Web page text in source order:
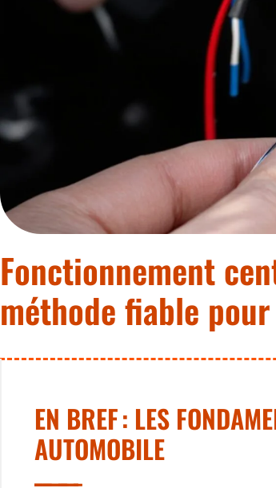
Fonctionnement
méthode fiable
EN BREF : LES
AUTOMOBILE